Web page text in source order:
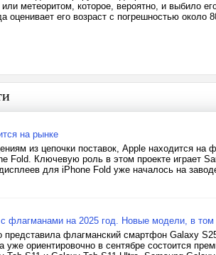
метеоритом, которое, вероятно, и выбило
оценивает его возраст с погрешностью около
на рынке
из цепочки поставок, Apple находится на
Fold. Ключевую роль в этом проекте играет
дисплеев для iPhone Fold уже началось на
флагманами на 2025 год. Новые модели, в
флагманский смартфон Galaxy
уже ориентировочно в сентябре состоится